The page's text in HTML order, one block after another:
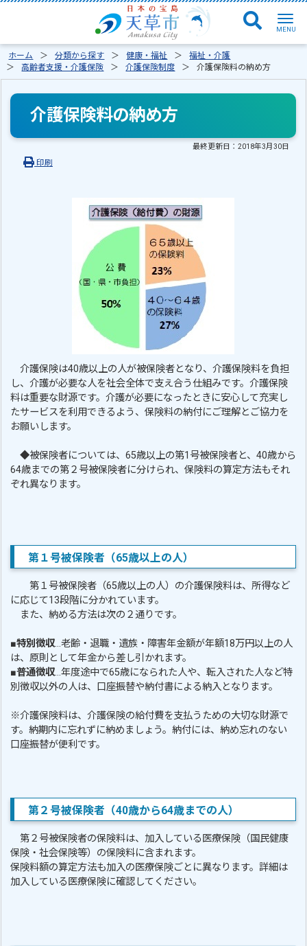
ホーム 分類から探す 健康・福祉
福祉・介護
高齢者支援・介護保険
介護保険制度 介護保険料の納め方
介護保険料の納め方
最終更新日：2018年3月30日
印刷
介護保険は40歳以上の人が被保険者となり、介護保険料を負担
し、介護が必要な人を社会全体で支え合う仕組みです。介護保険
料は重要な財源です。介護が必要になったときに安心して充実し
たサービスを利用できるよう、保険料の納付にご理解とご協力を
お願いします。
◆被保険者については、65歳以上の第1号被保険者と、40歳から
64歳までの第２号被保険者に分けられ、保険料の算定方法もそれ
ぞれ異なります。
第１号被保険者（65歳以上の人）
第１号被保険者（65歳以上の人）の介護保険料は、所得など
に応じて13段階に分かれています。
また、納める方法は次の２通りです。
■特別徴収…老齢・退職・遺族・障害年金額が年額18万円以上の人
は、原則として年金から差し引かれます。
■普通徴収…年度途中で65歳になられた人や、転入された人など特
別徴収以外の人は、口座振替や納付書による納入となります。
※介護保険料は、介護保険の給付費を支払うための大切な財源で
す。納期内に忘れずに納めましょう。納付には、納め忘れのない
口座振替が便利です。
第２号被保険者（40歳から64歳までの人）
第２号被保険者の保険料は、加入している医療保険（国民健康
保険・社会保険等）の保険料に含まれます。
保険料額の算定方法も加入の医療保険ごとに異なります。詳細は
加入している医療保険に確認してください。